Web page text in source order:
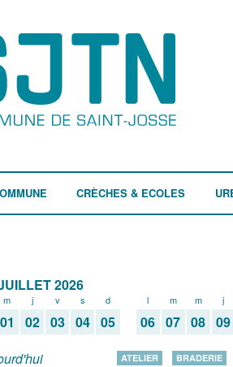
CRÈCHES & ECOLES
2026
m
01
j
02
v
03
s
04
d
05
l
06
m
07
m
08
j
09
ATELIER BRADERIE